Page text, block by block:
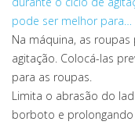
pode ser melhor para…
Na máquina, as
agitação. Colocá-las
para as roupas.
Limita o abrasão do
borboto e